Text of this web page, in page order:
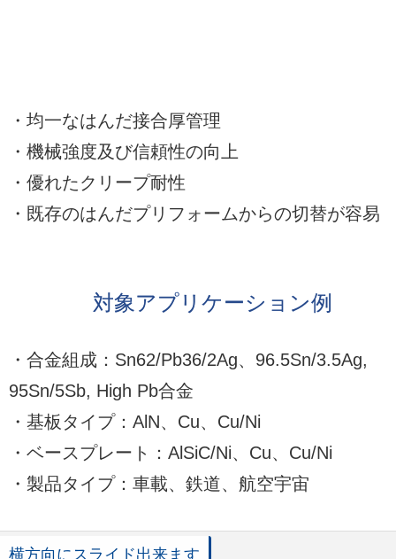
・均一なはんだ接合厚管理
・機械強度及び信頼性の向上
・優れたクリープ耐性
・既存のはんだプリフォームからの切替が容易
対象アプリケーション例
・合金組成：Sn62/Pb36/2Ag、96.5Sn/3.5Ag,
95Sn/5Sb, High Pb合金
・基板タイプ：AlN、Cu、Cu/Ni
・ベースプレート：AlSiC/Ni、Cu、Cu/Ni
・製品タイプ：車載、鉄道、航空宇宙